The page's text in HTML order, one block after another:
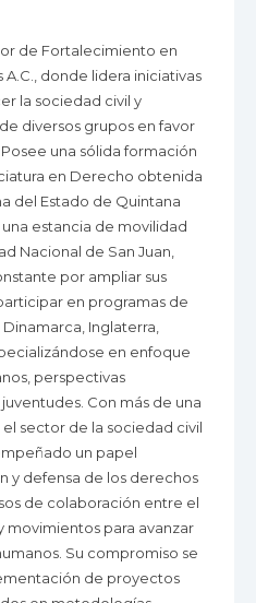
de Fortalecimiento en
donde lidera iniciativas
la sociedad civil y
diversos grupos en favor
una sólida formación
en Derecho obtenida
del Estado de Quintana
estancia de movilidad
Nacional de San Juan,
por ampliar sus
en programas de
Inglaterra,
en enfoque
perspectivas
Con más de una
sector de la sociedad civil
un papel
y defensa de los derechos
de colaboración entre el
movimientos para avanzar
Su compromiso se
de proyectos